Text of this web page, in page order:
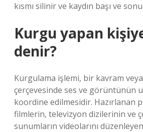
kısmı silinir ve kaydın başı ve
Kurgu yapan
denir?
Kurgulama işlemi, bir kavram
çerçevesinde ses ve görüntünün
koordine edilmesidir. Hazırlanan
filmlerin, televizyon dizilerinin ve
sunumların videolarını